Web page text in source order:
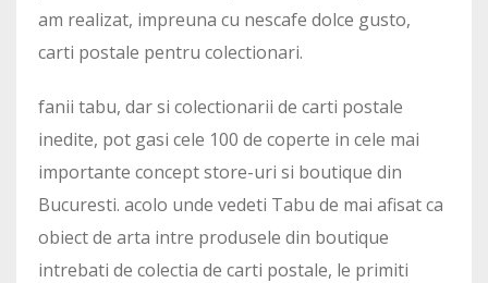
am realizat, impreuna cu nescafe dolce gusto,
carti postale pentru colectionari.
fanii tabu, dar si colectionarii de carti postale
inedite, pot gasi cele 100 de coperte in cele mai
importante concept store-uri si boutique din
Bucuresti. acolo unde vedeti Tabu de mai afisat ca
obiect de arta intre produsele din boutique
intrebati de colectia de carti postale, le primiti